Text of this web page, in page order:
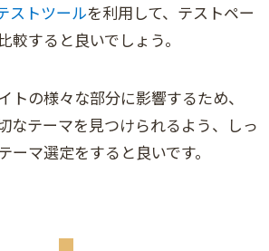
ストツールを利用して、テストペー
較すると良いでしょう。
トの様々な部分に影響するため、
なテーマを見つけられるよう、しっ
ーマ選定をすると良いです。